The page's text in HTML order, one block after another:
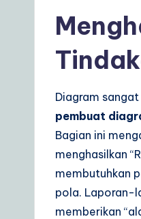
Diagram
pembuat
Bagian ini
menghasilkan
membutuhkan
pola. Laporan-
memberikan